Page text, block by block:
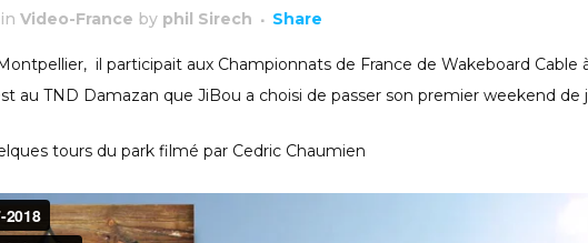
in Video-France by phil Sirech Share
il participait aux Championnats de France de Wakeboard Cable
au TND Damazan que JiBou a choisi de passer son premier weekend de
tours du park filmé par Cedric Chaumien